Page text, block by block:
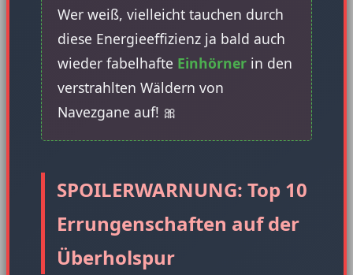
Wer weiß, vielleicht tauchen durch
diese Energieeffizienz ja bald auch
wieder fabelhafte Einhörner in den
verstrahlten Wäldern von
Navezgane auf! 🎀
SPOILERWARNUNG: Top 10
Errungenschaften auf der
Überholspur